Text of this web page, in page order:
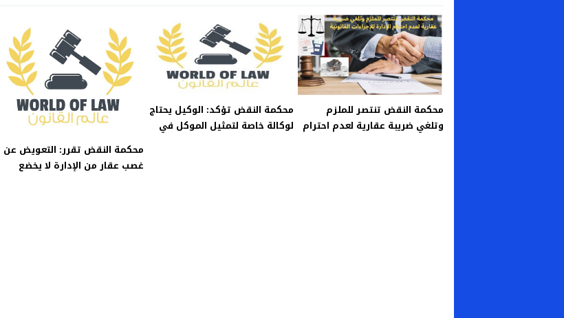
Next
محكمة النقض تنتصر للملزم
وتلغي ضريبة عقارية لعدم احترام
محكمة النقض تؤكد: الوكيل يحتاج
لوكالة خاصة لتمثيل الموكل في
محكمة النقض تقرر: التعويض عن
غصب عقار من الإدارة لا يخضع